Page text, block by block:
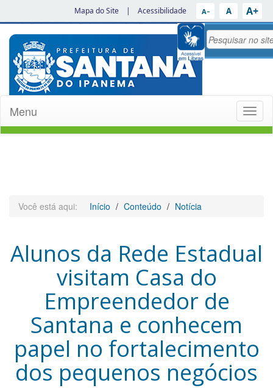
Mapa do Site | Acessibilidade A− A A+
Menu
Você está aqui: Início Conteúdo Notícia
Alunos da Rede Estadual
visitam Casa do
Empreendedor de
Santana e conhecem
papel no fortalecimento
dos pequenos negócios